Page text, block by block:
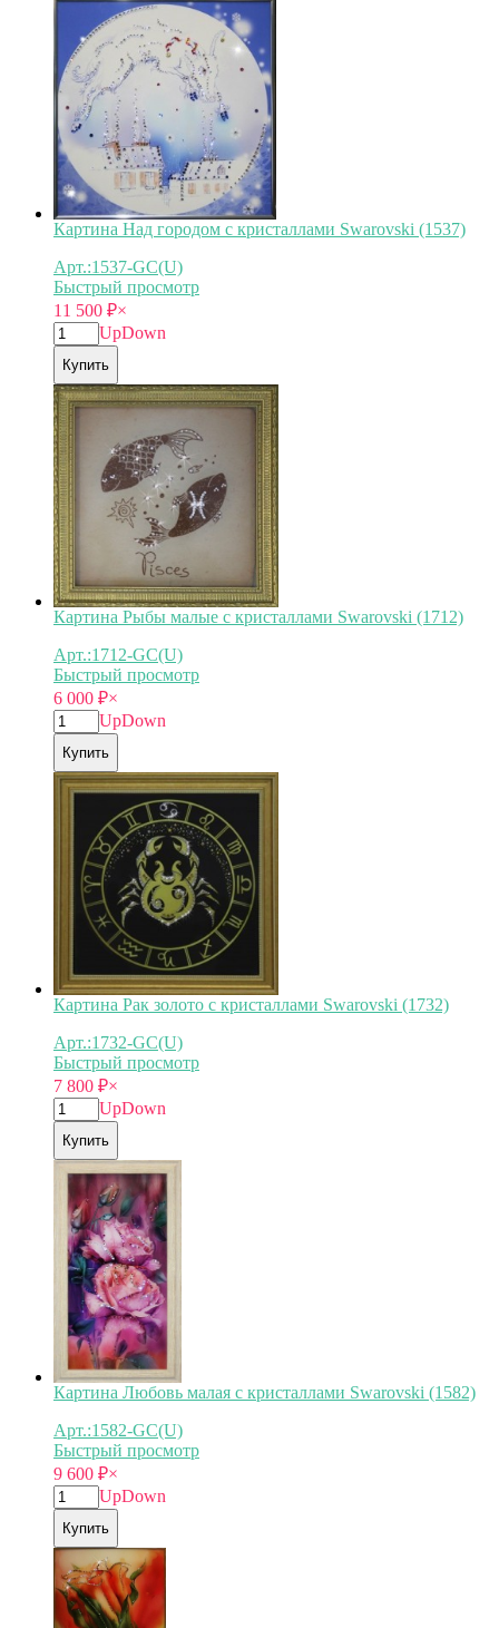
Картина Над городом с кристаллами Swarovski (1537)
Арт.:1537-GC(U)
Быстрый просмотр
11 500 ₽×
UpDown
Купить
Картина Рыбы малые с кристаллами Swarovski (1712)
Арт.:1712-GC(U)
Быстрый просмотр
6 000 ₽×
UpDown
Купить
Картина Рак золото с кристаллами Swarovski (1732)
Арт.:1732-GC(U)
Быстрый просмотр
7 800 ₽×
UpDown
Купить
Картина Любовь малая с кристаллами Swarovski (1582)
Арт.:1582-GC(U)
Быстрый просмотр
9 600 ₽×
UpDown
Купить